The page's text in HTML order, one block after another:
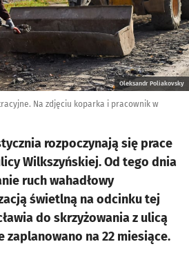
Oleksandr Poliakovsky
Na zdjęciu koparka i pracownik w
rozpoczynają się prace
Wilkszyńskiej. Od tego dnia
ruch wahadłowy
świetlną na odcinku tej
do skrzyżowania z ulicą
zaplanowano na 22 miesiące.